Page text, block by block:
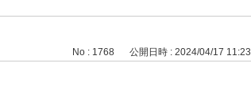
No : 1768 公開日時 : 2024/04/17 11:23